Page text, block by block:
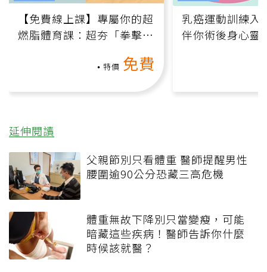
【免費線上課】專屬你的超
燃脂體育課：超夯「拳擊有
特價 免費
乳癌運動訓練入
伴你術後身心靈
延伸閱讀
父親節別只看體重 醫師提醒男性
腰圍逾90公分恐藏三高危機
體重無故下降別只當變瘦，可能
暗藏這些疾病！醫師告訴你什麼
時候該就醫？